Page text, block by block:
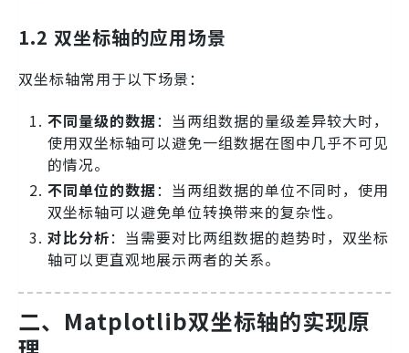
1.2 双坐标轴的应用场景
双坐标轴常用于以下场景：
不同量级的数据：当两组数据的量级差异较大时，
使用双坐标轴可以避免一组数据在图中几乎不可见
的情况。
不同单位的数据：当两组数据的单位不同时，使用
双坐标轴可以避免单位转换带来的复杂性。
对比分析：当需要对比两组数据的趋势时，双坐标
轴可以更直观地展示两者的关系。
二、Matplotlib双坐标轴的实现原